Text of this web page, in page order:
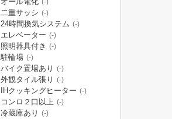
(-)
二重サッシ (-)
24時間換気システム (-)
エレベーター (-)
照明器具付き (-)
駐輪場 (-)
バイク置場あり (-)
外観タイル張り (-)
IHクッキングヒーター (-)
コンロ２口以上 (-)
冷蔵庫あり (-)